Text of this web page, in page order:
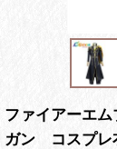
ファイアーエ
ガン コスプレ